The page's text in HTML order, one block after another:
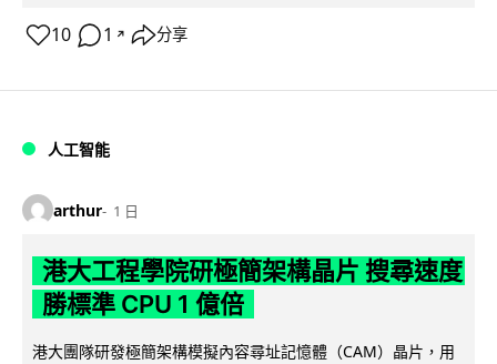
10 1 ↗ 分享
人工智能
arthur 1 日
港大工程學院研極簡架構晶片 搜尋速度
勝標準 CPU 1 億倍
港大團隊研發極簡架構模擬內容尋址記憶體（CAM）晶片，用